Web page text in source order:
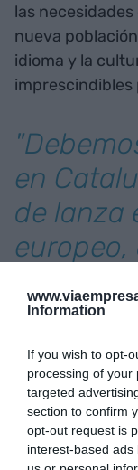
Information
If you wish to opt-
processing of your
targeted
section to confirm
opt-out request is
interest-based
las
nueva
idioma y la
imprescindibles
en
de lanza
europeo,
hub de
¡Tenemos
legado a
debemos hacer
país se
transversal,